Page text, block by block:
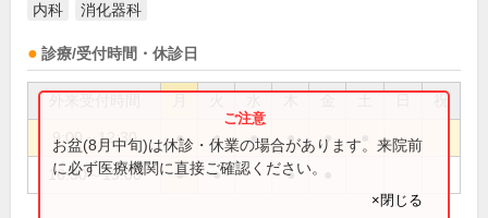
内科 消化器科
診療/受付時間・休診日
祝
9:00～12:30 ● ● ● ● ●
16:30～19:00 ● ● ●
お盆(8月中旬)は休診・休業の場合があります。来院前
に必ず医療機関に直接ご確認ください。
×閉じる